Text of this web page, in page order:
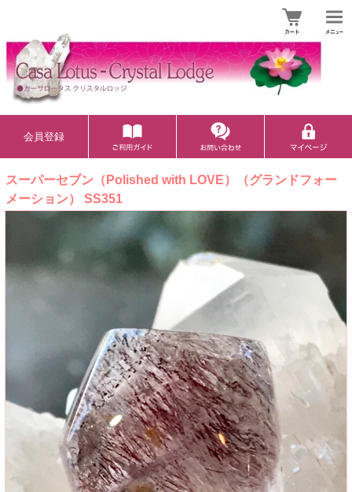
会員登録
スーパーセブン（Polished with LOVE）（グランドフォー
メーション） SS351